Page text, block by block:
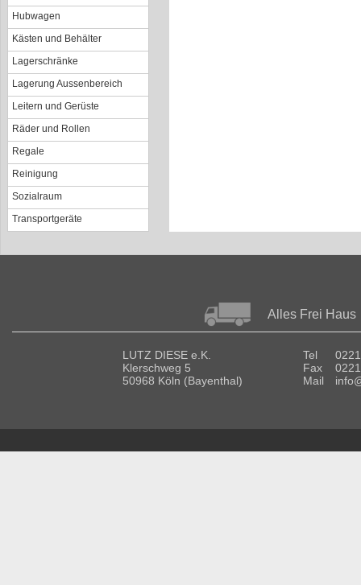
Hubwagen
Kästen und Behälter
Lagerschränke
Lagerung Aussenbereich
Leitern und Gerüste
Räder und Rollen
Regale
Reinigung
Sozialraum
Transportgeräte
Alles Frei Haus
LUTZ DIESE e.K.
Klerschweg 5
50968 Köln (Bayenthal)
Tel
Fax
Mail